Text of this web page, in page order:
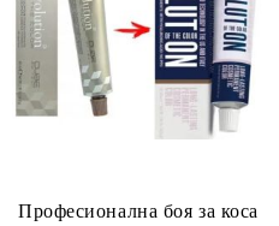
Професионална боя за коса